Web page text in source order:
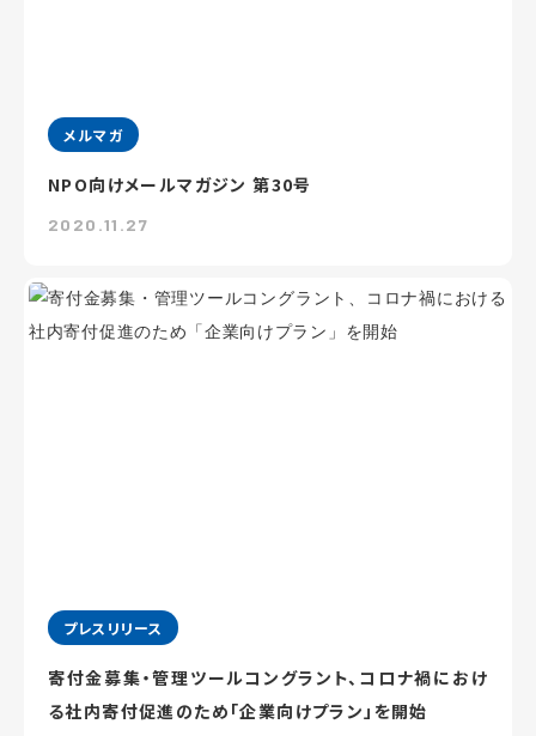
メルマガ
NPO向けメールマガジン 第30号
2020.11.27
プレスリリース
寄付金募集・管理ツールコングラント、コロナ禍におけ
る社内寄付促進のため「企業向けプラン」を開始